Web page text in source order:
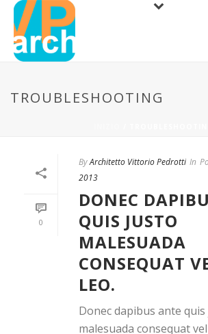
TROUBLESHOOTING
0
ByArchitetto Vittorio Pedrotti In
2013
DONEC
QUIS JUSTO
MALESUADA
CONSEQUAT
LEO.
Donec dapibus ante
malesuada consequat